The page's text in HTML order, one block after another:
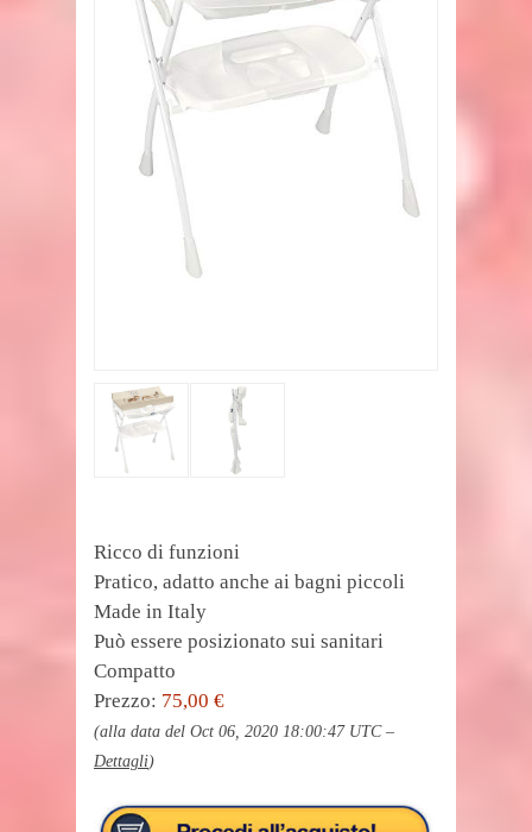
Ricco di funzioni
Pratico, adatto anche ai bagni piccoli
Made in Italy
Può essere posizionato sui sanitari
Compatto
Prezzo: 75,00 €
(alla data del Oct 06, 2020 18:00:47 UTC –
Dettagli)